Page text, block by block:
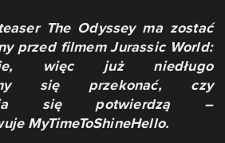
The Odyssey ma zostać
przed filmem Jurassic World:
więc już niedługo
się przekonać, czy
się potwierdzą –
MyTimeToShineHello.